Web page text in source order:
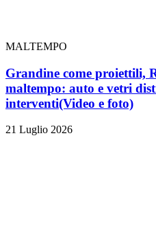
MALTEMPO
Grandine come proiettili,
maltempo: auto e vetri
interventi(Video e foto)
21 Luglio 2026